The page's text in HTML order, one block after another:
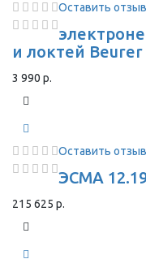
Оставить отзыв
и локтей Beurer
3 990 р.
Оставить отзыв
ЭСМА
215 625 р.